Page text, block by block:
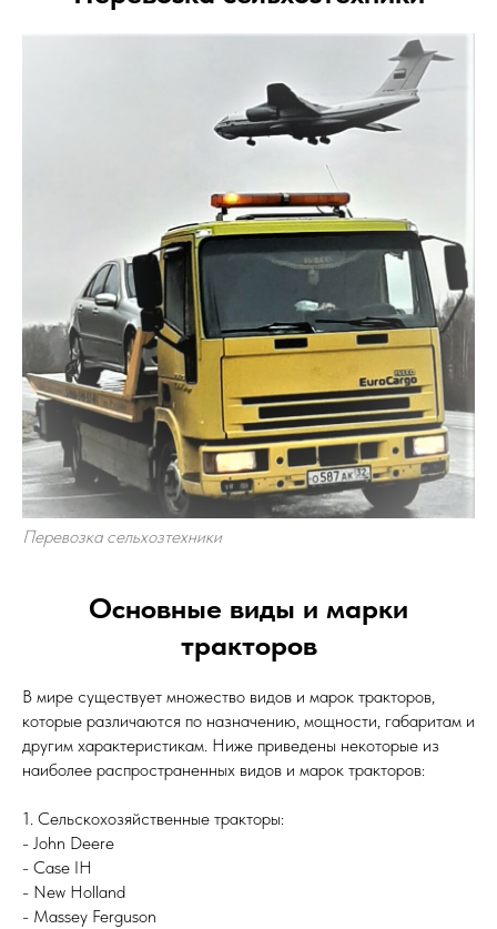
Перевозка сельхозтехники
Основные виды и марки
тракторов
В мире существует множество видов и марок тракторов,
которые различаются по назначению, мощности, габаритам и
другим характеристикам. Ниже приведены некоторые из
наиболее распространенных видов и марок тракторов:
1. Сельскохозяйственные тракторы:
- John Deere
- Case IH
- New Holland
- Massey Ferguson